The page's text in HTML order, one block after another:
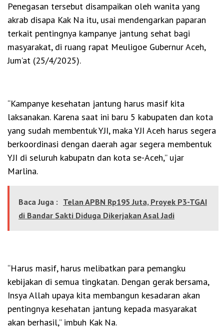
Penegasan tersebut disampaikan oleh wanita yang
akrab disapa Kak Na itu, usai mendengarkan paparan
terkait pentingnya kampanye jantung sehat bagi
masyarakat, di ruang rapat Meuligoe Gubernur Aceh,
Jum’at (25/4/2025).
“Kampanye kesehatan jantung harus masif kita
laksanakan. Karena saat ini baru 5 kabupaten dan kota
yang sudah membentuk YJI, maka YJI Aceh harus segera
berkoordinasi dengan daerah agar segera membentuk
YJI di seluruh kabupatn dan kota se-Aceh,” ujar
Marlina.
Baca Juga : Telan APBN Rp195 Juta, Proyek P3-TGAI
di Bandar Sakti Diduga Dikerjakan Asal Jadi
“Harus masif, harus melibatkan para pemangku
kebijakan di semua tingkatan. Dengan gerak bersama,
Insya Allah upaya kita membangun kesadaran akan
pentingnya kesehatan jantung kepada masyarakat
akan berhasil,” imbuh Kak Na.